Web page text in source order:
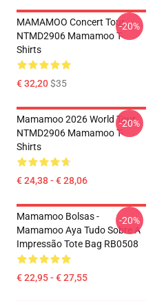
MAMAMOO Concert Tour
NTMD2906 Mamamoo T-
Shirts
€ 32,20$35
-20%
Mamamoo 2026 World Tour
NTMD2906 Mamamoo T-
Shirts
€ 24,38 - € 28,06
-20%
Mamamoo Bolsas -
Mamamoo Aya Tudo Sobre A
Impressão Tote Bag RB0508
€ 22,95 - € 27,55
-20%